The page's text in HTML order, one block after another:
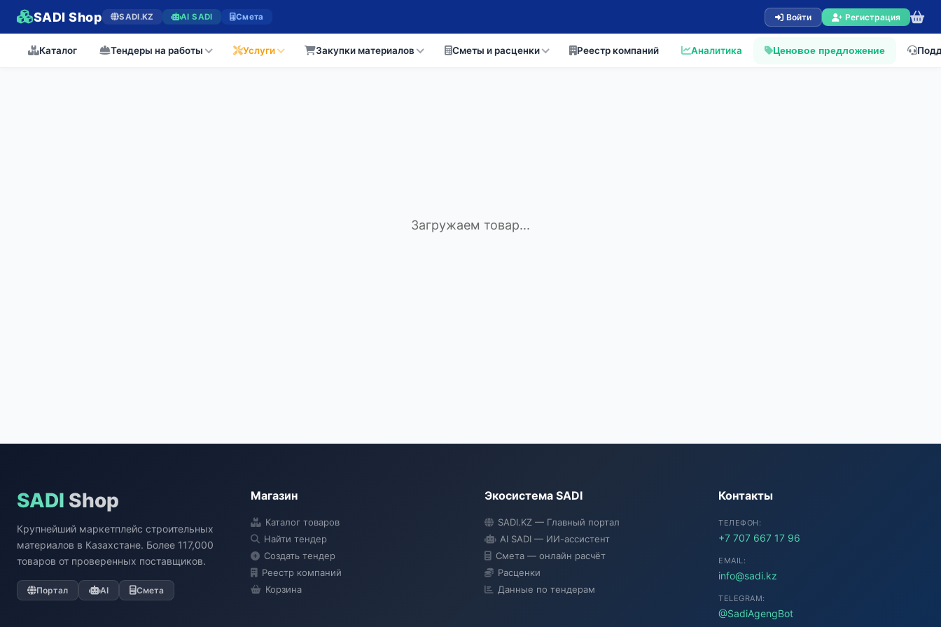
SADI Shop SADI.KZ AI SADI Смета Войти Регистрация
Каталог Тендеры на работы Услуги Закупки материалов Сметы и расценки Реестр компаний Аналитика Ценовое предложение
Загружаем товар...
SADI Shop
Крупнейший маркетплейс строительных
материалов в Казахстане. Более 117,000
товаров от проверенных поставщиков.
Портал AI Смета
Магазин
Каталог товаров
Найти тендер
Создать тендер
Реестр компаний
Корзина
Экосистема SADI
SADI.KZ — Главный портал
AI SADI — ИИ-ассистент
Смета — онлайн расчёт
Расценки
Данные по тендерам
Контакты
ТЕЛЕФОН:
+7 707 667 17 96
EMAIL:
info@sadi.kz
TELEGRAM:
@SadiAgengBot